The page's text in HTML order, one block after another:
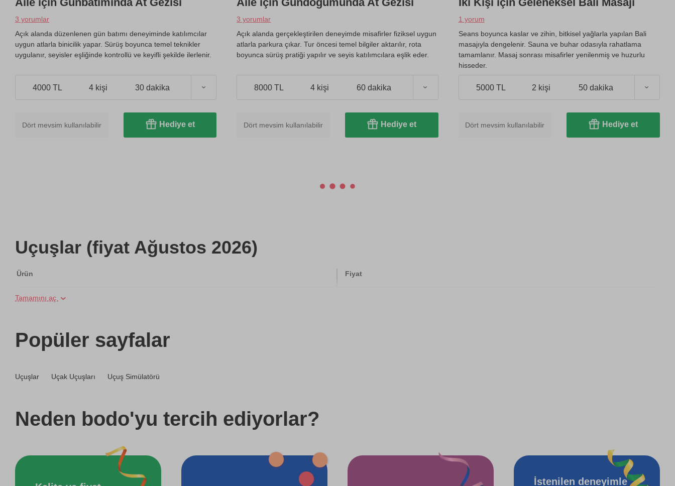
3 yorumlar
Açık alanda düzenlenen gün batımı deneyiminde katılımcılar
uygun atlarla binicilik yapar. Sürüş boyunca temel teknikler
uygulanır, seyisler eşliğinde kontrollü ve keyifli şekilde ilerlenir.
4000 TL 4 kişi 30 dakika
Dört mevsim kullanılabilir Hediye et
3 yorumlar
Açık alanda gerçekleştirilen deneyimde misafirler fiziksel uygun
atlarla parkura çıkar. Tur öncesi temel bilgiler aktarılır, rota
boyunca sürüş pratiği yapılır ve seyis katılımcılara eşlik eder.
8000 TL 4 kişi 60 dakika
Dört mevsim kullanılabilir Hediye et
1 yorum
Seans boyunca kaslar ve zihin, bitkisel yağlarla yapılan Bali
masajıyla dengelenir. Sauna ve buhar odasıyla rahatlama
tamamlanır. Masaj sonrası misafirler yenilenmiş ve huzurlu
hisseder.
5000 TL 2 kişi 50 dakika
Dört mevsim kullanılabilir Hediye et
Uçuşlar (fiyat Ağustos 2026)
Ürün Fiyat
Ormanda At Gezisi
Reformer Pilates Kursu
Pilates Kursu
Tamamını aç
Popüler sayfalar
Uçuşlar Uçak Uçuşları Uçuş Simülatörü
Neden bodo'yu tercih ediyorlar?
İstenilen deneyimle